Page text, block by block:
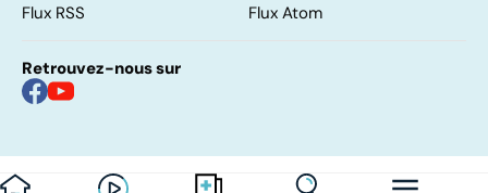
Flux RSS
Flux Atom
Retrouvez-nous sur